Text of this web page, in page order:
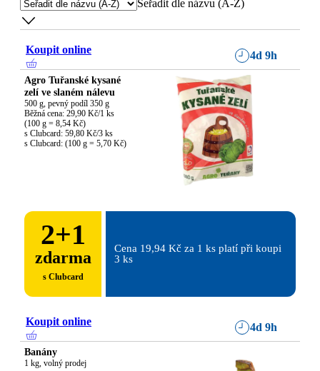
Seřadit dle názvu (A-Z)
Koupit online 4d 9h
Agro Tuřanské kysané
zelí ve slaném nálevu
500 g, pevný podíl 350 g
Běžná cena: 29,90 Kč/1 ks
(100 g = 8,54 Kč)
s Clubcard: 59,80 Kč/3 ks
s Clubcard: (100 g = 5,70 Kč)
2+1
zdarma
s Clubcard
Cena 19,94 Kč za 1 ks platí při koupi
3 ks
Koupit online 4d 9h
Banány
1 kg, volný prodej